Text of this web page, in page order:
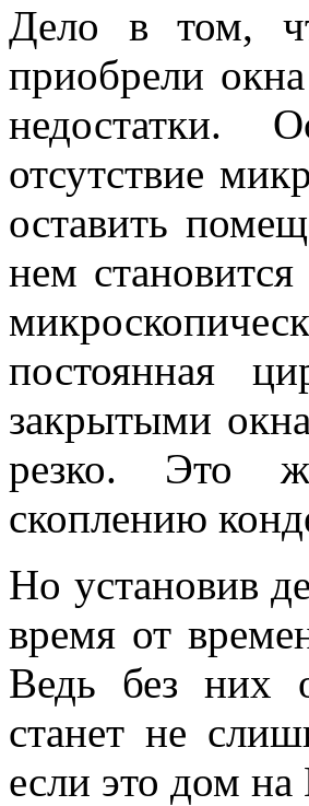
Дело в том,
приобрели
недостатки.
отсутствие
оставить
нем
постоянная
закрытыми
резко. Это
скоплению
Но установив
время от
Ведь без них
станет не
если это дом